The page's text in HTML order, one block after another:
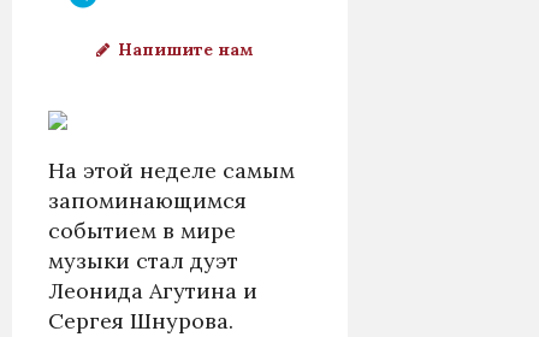
Напишите нам
На этой неделе самым
запоминающимся
событием в мире
музыки стал дуэт
Леонида Агутина и
Сергея Шнурова.